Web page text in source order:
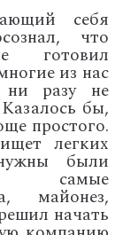
себя
что
готовил
из нас
ни разу не
бы,
простого.
легких
были
самые
майонез,
начать